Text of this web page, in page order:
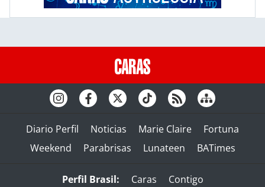
Diario Perfil Noticias Marie Claire
Fortuna
Weekend
Parabrisas Lunateen BATimes
Perfil Brasil: Caras Contigo